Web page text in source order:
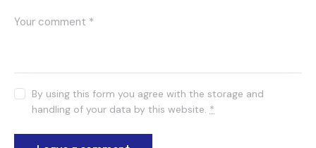
By using this form you agree with the storage and
handling of your data by this website. *